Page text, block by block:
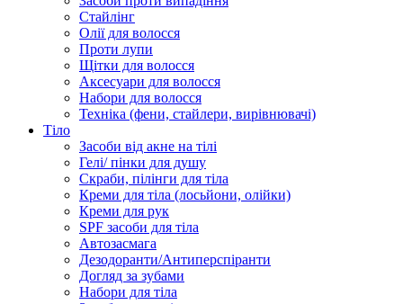
Стайлінг
Олії для волосся
Проти лупи
Щітки для волосся
Аксесуари для волосся
Набори для волосся
Техніка (фени, стайлери, вирівнювачі)
Тіло
Засоби від акне на тілі
Гелі/ пінки для душу
Скраби, пілінги для тіла
Креми для тіла (лосьйони, олійки)
Креми для рук
SPF засоби для тіла
Автозасмага
Дезодоранти/Антиперспіранти
Догляд за зубами
Набори для тіла